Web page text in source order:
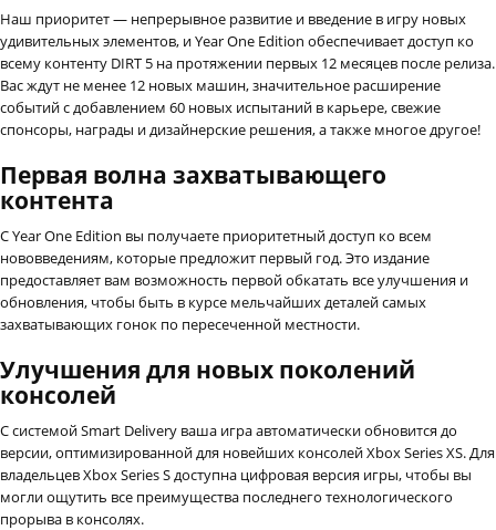
Наш приоритет — непрерывное развитие и введение в игру новых
удивительных элементов, и Year One Edition обеспечивает доступ ко
всему контенту DIRT 5 на протяжении первых 12 месяцев после релиза.
Вас ждут не менее 12 новых машин, значительное расширение
событий с добавлением 60 новых испытаний в карьере, свежие
спонсоры, награды и дизайнерские решения, а также многое другое!
Первая волна захватывающего
контента
С Year One Edition вы получаете приоритетный доступ ко всем
нововведениям, которые предложит первый год. Это издание
предоставляет вам возможность первой обкатать все улучшения и
обновления, чтобы быть в курсе мельчайших деталей самых
захватывающих гонок по пересеченной местности.
Улучшения для новых поколений
консолей
С системой Smart Delivery ваша игра автоматически обновится до
версии, оптимизированной для новейших консолей Xbox Series XS. Для
владельцев Xbox Series S доступна цифровая версия игры, чтобы вы
могли ощутить все преимущества последнего технологического
прорыва в консолях.